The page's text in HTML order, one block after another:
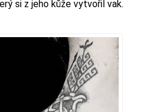
si z jeho kůže vytvořil vak.